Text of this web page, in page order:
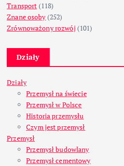
Transport (118)
Znane osoby (252)
Zrównoważony rozwój (101)
Działy
Działy
Przemysł na świecie
Przemysł w Polsce
Historia przemysłu
Czym jest przemysł
Przemysł
Przemysł budowlany
Przemysł cementowy